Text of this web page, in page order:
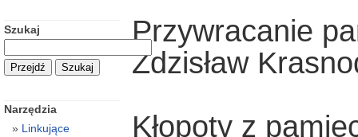
Przywracanie
Zdzisław
Kłopoty z
Szukaj
Narzędzia
Linkujące